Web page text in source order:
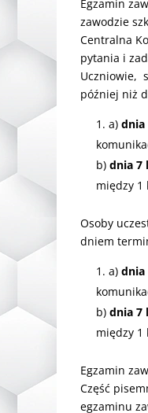
Egzamin
zawodzie
Centralna
pytania i
Uczniowie,
później niż
a) dnia
b) dnia 7
między 1
Osoby
dniem
a) dnia
b) dnia 7
między 1
Egzamin
Część
egzaminu